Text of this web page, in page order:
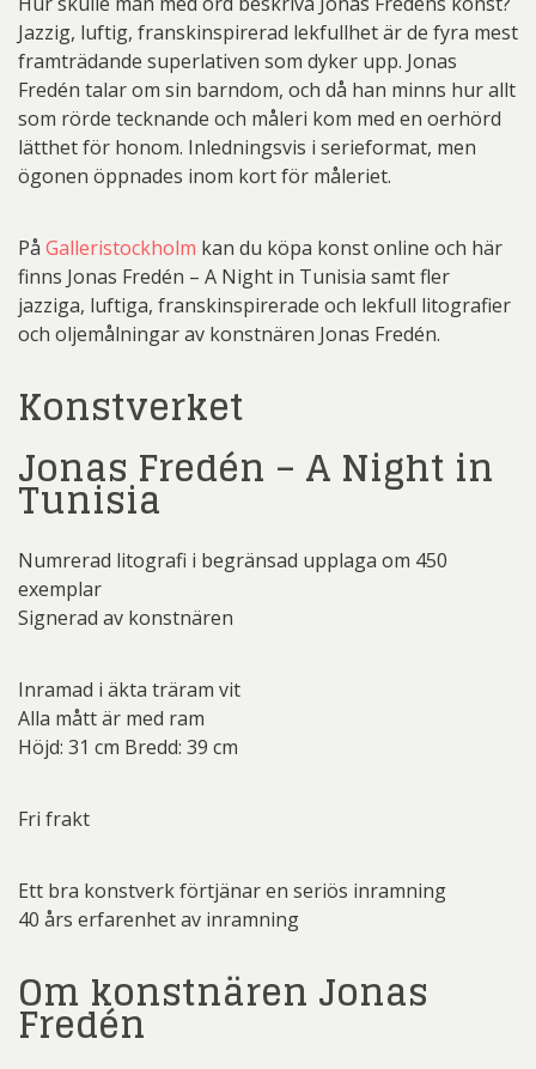
Jazzig, luftig, franskinspirerad lekfullhet är de fyra mest
framträdande superlativen som dyker upp. Jonas
Fredén talar om sin barndom, och då han minns hur allt
som rörde tecknande och måleri kom med en oerhörd
lätthet för honom. Inledningsvis i serieformat, men
ögonen öppnades inom kort för måleriet.
På Galleristockholm kan du köpa konst online och här
finns Jonas Fredén – A Night in Tunisia samt fler
jazziga, luftiga, franskinspirerade och lekfull litografier
och oljemålningar av konstnären Jonas Fredén.
Konstverket
Jonas Fredén – A Night in
Tunisia
Numrerad litografi i begränsad upplaga om 450
exemplar
Signerad av konstnären
Inramad i äkta träram vit
Alla mått är med ram
Höjd: 31 cm Bredd: 39 cm
Fri frakt
Ett bra konstverk förtjänar en seriös inramning
40 års erfarenhet av inramning
Om konstnären Jonas
Fredén